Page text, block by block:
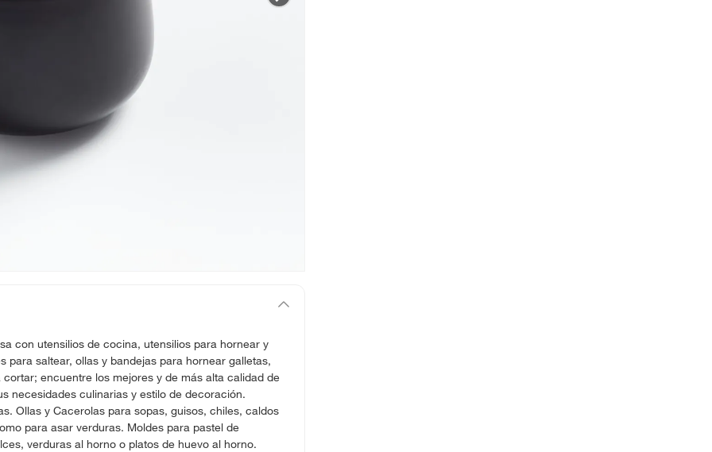
con utensilios de cocina, utensilios para hornear y
saltear, ollas y bandejas para hornear galletas,
encuentre los mejores y de más alta calidad de
necesidades culinarias y estilo de decoración.
Ollas y Cacerolas para sopas, guisos, chiles, caldos
para asar verduras. Moldes para pastel de
verduras al horno o platos de huevo al horno.